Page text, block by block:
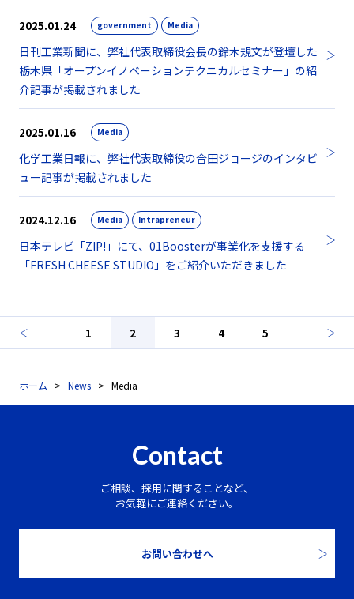
2025.01.24 government Media
日刊工業新聞に、弊社代表取締役会長の鈴木規文が登壇した
栃木県「オープンイノベーションテクニカルセミナー」の紹
介記事が掲載されました
2025.01.16 Media
化学工業日報に、弊社代表取締役の合田ジョージのインタビ
ュー記事が掲載されました
2024.12.16 Media Intrapreneur
日本テレビ「ZIP!」にて、01Boosterが事業化を支援する
「FRESH CHEESE STUDIO」をご紹介いただきました
1 2 3 4 5
ホーム News Media
Contact
ご相談、採用に関することなど、
お気軽にご連絡ください。
お問い合わせへ